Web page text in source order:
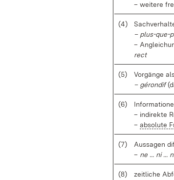
– wei­te­re
(4)
– plus-que-
–
rect
(5)
Vor­gän­ge
– gé­ron­dif
(6)
– in­di­rek­te
– ab­so­lu­te
(7)
Aus­sa­gen
– ne ... ni ...
(8) zeit­li­che